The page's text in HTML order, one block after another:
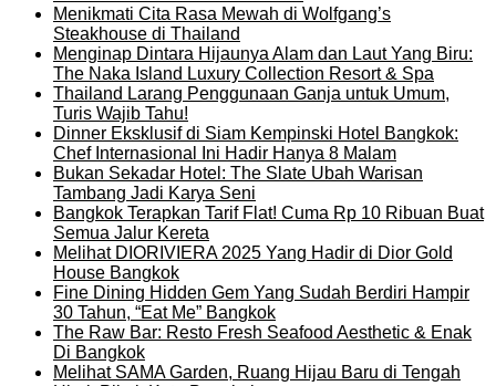
Menikmati Cita Rasa Mewah di Wolfgang’s
Steakhouse di Thailand
Menginap Dintara Hijaunya Alam dan Laut Yang Biru:
The Naka Island Luxury Collection Resort & Spa
Thailand Larang Penggunaan Ganja untuk Umum,
Turis Wajib Tahu!
Dinner Eksklusif di Siam Kempinski Hotel Bangkok:
Chef Internasional Ini Hadir Hanya 8 Malam
Bukan Sekadar Hotel: The Slate Ubah Warisan
Tambang Jadi Karya Seni
Bangkok Terapkan Tarif Flat! Cuma Rp 10 Ribuan Buat
Semua Jalur Kereta
Melihat DIORIVIERA 2025 Yang Hadir di Dior Gold
House Bangkok
Fine Dining Hidden Gem Yang Sudah Berdiri Hampir
30 Tahun, “Eat Me” Bangkok
The Raw Bar: Resto Fresh Seafood Aesthetic & Enak
Di Bangkok
Melihat SAMA Garden, Ruang Hijau Baru di Tengah